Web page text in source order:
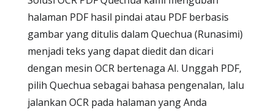
halaman PDF hasil pindai atau PDF berbasis
gambar yang ditulis dalam Quechua (Runasimi)
menjadi teks yang dapat diedit dan dicari
dengan mesin OCR bertenaga AI. Unggah PDF,
pilih Quechua sebagai bahasa pengenalan, lalu
jalankan OCR pada halaman yang Anda